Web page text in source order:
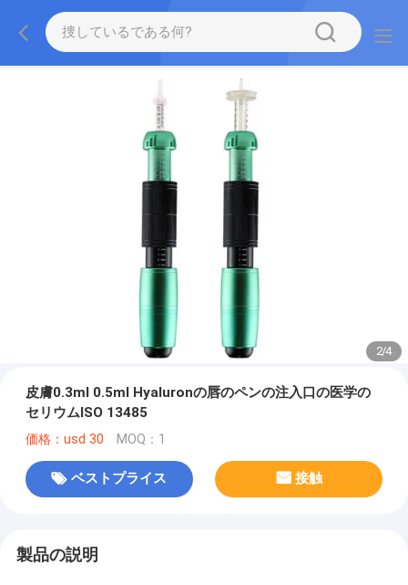
2/4
皮膚0.3ml 0.5ml Hyaluronの唇のペンの注入口の医学の
セリウムISO 13485
価格：usd 30 MOQ：1
ベストプライス 接触
製品の説明